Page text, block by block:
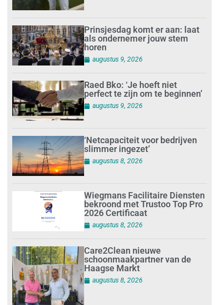
Prinsjesdag komt er aan: laat
als ondernemer jouw stem
horen
augustus 9, 2026
Raed Bko: ‘Je hoeft niet
perfect te zijn om te beginnen’
augustus 9, 2026
‘Netcapaciteit voor bedrijven
slimmer ingezet’
augustus 8, 2026
Wiegmans Facilitaire Diensten
bekroond met Trustoo Top Pro
2026 Certificaat
augustus 8, 2026
Care2Clean nieuwe
schoonmaakpartner van de
Haagse Markt
augustus 8, 2026